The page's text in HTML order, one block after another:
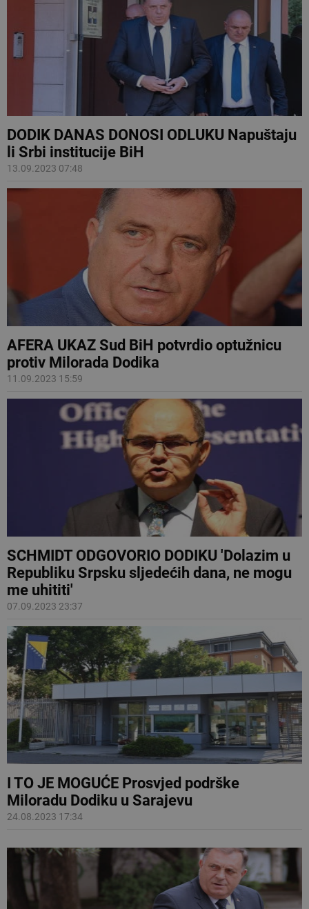
DODIK DANAS DONOSI ODLUKU Napuštaju
li Srbi institucije BiH
13.09.2023 07:48
AFERA UKAZ Sud BiH potvrdio optužnicu
protiv Milorada Dodika
11.09.2023 15:59
SCHMIDT ODGOVORIO DODIKU 'Dolazim u
Republiku Srpsku sljedećih dana, ne mogu
me uhititi'
07.09.2023 23:37
I TO JE MOGUĆE Prosvjed podrške
Miloradu Dodiku u Sarajevu
24.08.2023 17:34